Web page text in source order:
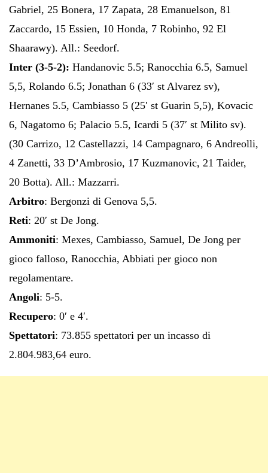
Gabriel, 25 Bonera, 17 Zapata, 28 Emanuelson, 81
Zaccardo, 15 Essien, 10 Honda, 7 Robinho, 92 El
Shaarawy). All.: Seedorf.
Inter (3-5-2): Handanovic 5.5; Ranocchia 6.5, Samuel
5,5, Rolando 6.5; Jonathan 6 (33′ st Alvarez sv),
Hernanes 5.5, Cambiasso 5 (25′ st Guarin 5,5), Kovacic
6, Nagatomo 6; Palacio 5.5, Icardi 5 (37′ st Milito sv).
(30 Carrizo, 12 Castellazzi, 14 Campagnaro, 6 Andreolli,
4 Zanetti, 33 D’Ambrosio, 17 Kuzmanovic, 21 Taider,
20 Botta). All.: Mazzarri.
Arbitro: Bergonzi di Genova 5,5.
Reti: 20′ st De Jong.
Ammoniti: Mexes, Cambiasso, Samuel, De Jong per
gioco falloso, Ranocchia, Abbiati per gioco non
regolamentare.
Angoli: 5-5.
Recupero: 0′ e 4′.
Spettatori: 73.855 spettatori per un incasso di
2.804.983,64 euro.